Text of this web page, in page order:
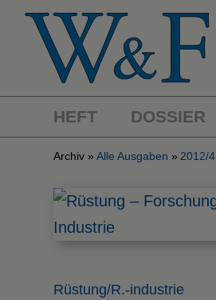
HEFT DOSSIER
Archiv Alle Ausgaben 2012/4
Rüstung/R.-industrie